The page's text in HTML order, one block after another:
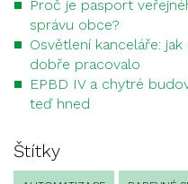
Proč je pasport
správu obce?
Osvětlení kanceláře:
dobře pracovalo
EPBD IV a chytré
teď hned
Štítky